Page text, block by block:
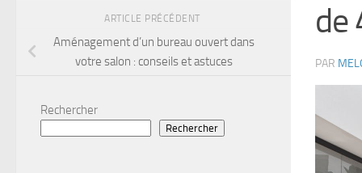
de
PAR
ARTICLE PRÉCÉDENT
Aménagement d’un bureau ouvert dans
votre salon : conseils et astuces
Rechercher
Rechercher